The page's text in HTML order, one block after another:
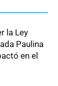
la Ley
Paulina
en el